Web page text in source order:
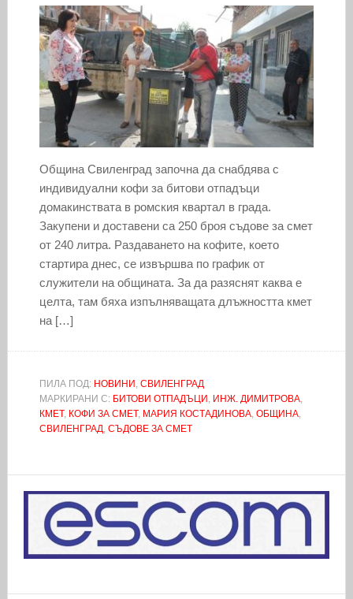
Община Свиленград започна да снабдява с
индивидуални кофи за битови отпадъци
домакинствата в ромския квартал в града.
Закупени и доставени са 250 броя съдове за смет
от 240 литра. Раздаването на кофите, което
стартира днес, се извършва по график от
служители на общината. За да разяснят каква е
целта, там бяха изпълняващата длъжността кмет
на […]
ПИЛА ПОД: НОВИНИ , СВИЛЕНГРАД
МАРКИРАНИ С: БИТОВИ ОТПАДЪЦИ , ИНЖ. ДИМИТРОВА,
КМЕТ, КОФИ ЗА СМЕТ, МАРИЯ КОСТАДИНОВА, ОБЩИНА,
СВИЛЕНГРАД, СЪДОВЕ ЗА СМЕТ